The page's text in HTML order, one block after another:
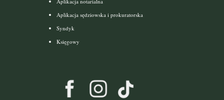
Aplikacja sędziowska i prokuratorska
Syndyk
Księgowy